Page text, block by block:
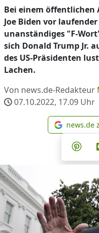
Bei einem
Joe Biden vor
unanständiges "F-
sich Donald Trump Jr.
des US-Präsidenten
Lachen.
Von news.de-Redakteur
07.10.2022, 17.09 Uhr
news.de